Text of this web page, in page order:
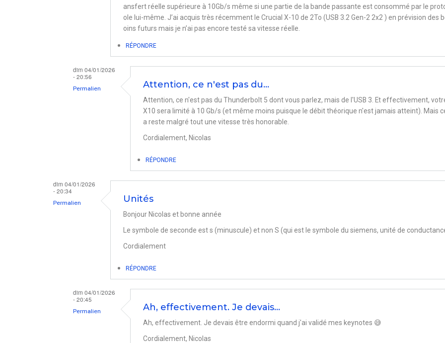
ansfert réelle supérieure à 10Gb/s même si une partie de la bande passante est consommé par le
ole lui-même. J’ai acquis très récemment le Crucial X-10 de 2To (USB 3.2 Gen-2 2x2 ) en prévision des
oins futurs mais je n’ai pas encore testé sa vitesse réelle.
RÉPONDRE
dim 04/01/2026
- 20:56
Permalien
Naegels
Attention, ce n'est pas du…
Attention, ce n'est pas du Thunderbolt 5 dont vous parlez, mais de l'USB 3. Et effectivement,
X10 sera limité à 10 Gb/s (et même moins puisque le débit théorique n'est jamais atteint). Mais
a reste malgré tout une vitesse très honorable.
Cordialement, Nicolas
RÉPONDRE
dim 04/01/2026
- 20:34
Permalien Unités
Bonjour Nicolas et bonne année
Le symbole de seconde est s (minuscule) et non S (qui est le symbole du siemens, unité de
Cordialement
RÉPONDRE
dim 04/01/2026
- 20:45
Permalien Ah, effectivement. Je devais…
Ah, effectivement. Je devais être endormi quand j'ai validé mes keynotes 😅
Cordialement, Nicolas